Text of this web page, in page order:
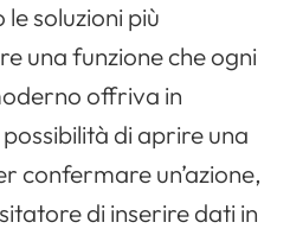
soluzioni più
una funzione che ogni
offriva in
di aprire una
confermare un’azione,
di inserire dati in